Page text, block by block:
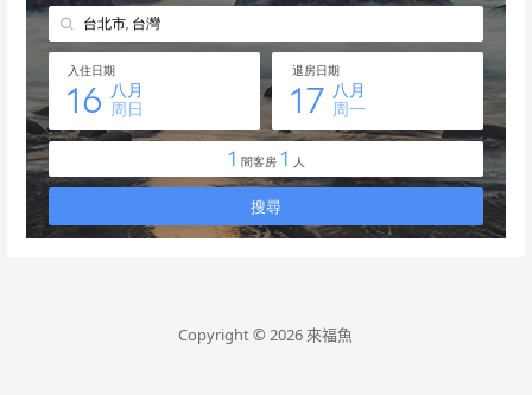
Copyright © 2026 來福魚